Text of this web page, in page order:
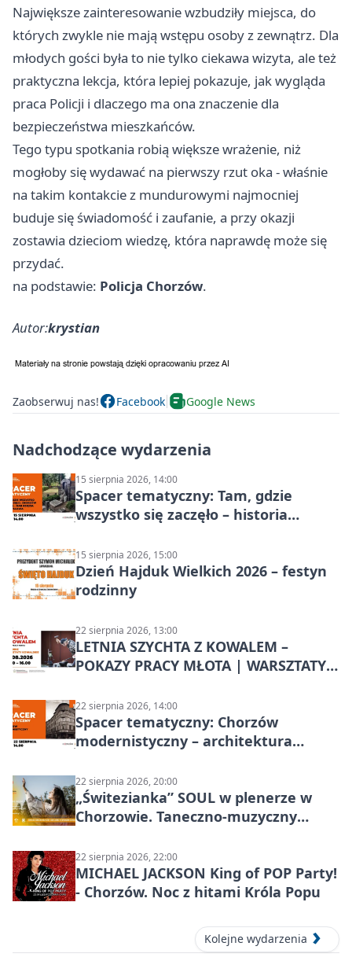
Największe zainteresowanie wzbudziły miejsca, do
których zwykle nie mają wstępu osoby z zewnątrz. Dla
młodych gości była to nie tylko ciekawa wizyta, ale też
praktyczna lekcja, która lepiej pokazuje, jak wygląda
praca Policji i dlaczego ma ona znaczenie dla
bezpieczeństwa mieszkańców.
Tego typu spotkania robią większe wrażenie, niż
mogłoby się wydawać na pierwszy rzut oka - właśnie
na takim kontakcie z mundurowymi najmocniej
buduje się świadomość i zaufanie, a przy okazji
zostawia dzieciom wiedzę, która naprawdę może się
przydać.
na podstawie: Policja Chorzów.
Autor:krystian
Zaobserwuj nas! Facebook Google News
Nadchodzące wydarzenia
15 sierpnia 2026, 14:00
Spacer tematyczny: Tam, gdzie
wszystko się zaczęło – historia
15 sierpnia 2026, 15:00
Dzień Hajduk Wielkich 2026 – festyn
rodzinny
22 sierpnia 2026, 13:00
LETNIA SZYCHTA Z KOWALEM –
POKAZY PRACY MŁOTA | WARSZTATY
22 sierpnia 2026, 14:00
Spacer tematyczny: Chorzów
modernistyczny – architektura
22 sierpnia 2026, 20:00
„Świtezianka” SOUL w plenerze w
Chorzowie. Taneczno-muzyczny
22 sierpnia 2026, 22:00
MICHAEL JACKSON King of POP Party!
- Chorzów. Noc z hitami Króla Popu
Kolejne wydarzenia